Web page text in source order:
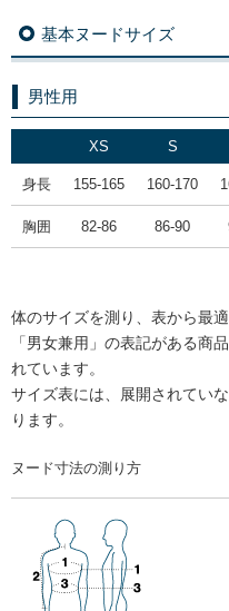
基本ヌードサイズ
男性用
XS S
身長 155-165 160-170
胸囲 82-86 86-90
体のサイズを測り、表から最
「男女兼用」の表記がある商
れています。
サイズ表には、展開されてい
ります。
ヌード寸法の測り方